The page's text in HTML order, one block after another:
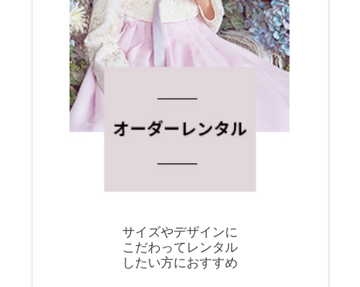
サイズやデザインに
こだわってレンタル
したい方におすすめ